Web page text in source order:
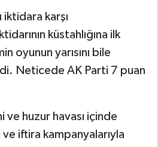
karşı
küstahlığına ilk
oyunun yarısını bile
Neticede AK Parti 7 puan
huzur havası içinde
iftira kampanyalarıyla